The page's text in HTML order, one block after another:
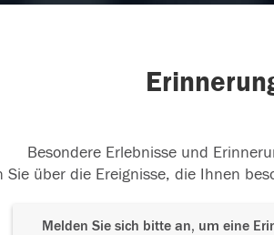
Besondere Erlebnisse und
Sie über die Ereignisse, die Ihnen
Melden Sie sich bitte an, um eine